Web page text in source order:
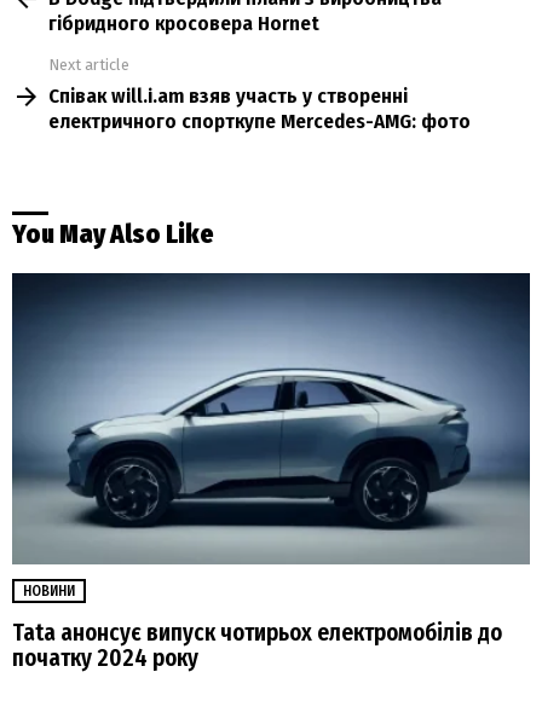
гібридного кросовера Hornet
Next article
Співак will.i.am взяв участь у створенні
електричного спорткупе Mercedes-AMG: фото
You May Also Like
НОВИНИ
Tata анонсує випуск чотирьох електромобілів до
початку 2024 року